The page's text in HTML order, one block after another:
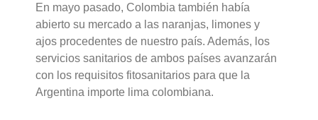
En mayo pasado, Colombia también había
abierto su mercado a las naranjas, limones y
ajos procedentes de nuestro país. Además, los
servicios sanitarios de ambos países avanzarán
con los requisitos fitosanitarios para que la
Argentina importe lima colombiana.